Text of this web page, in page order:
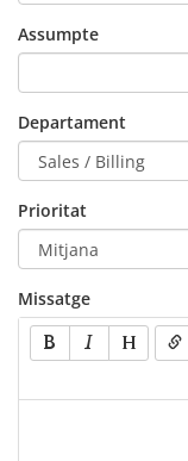
Assumpte
Departament
Prioritat
Missatge